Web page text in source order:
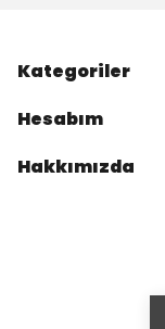
Kategoriler
Hesabım
Hakkımızda